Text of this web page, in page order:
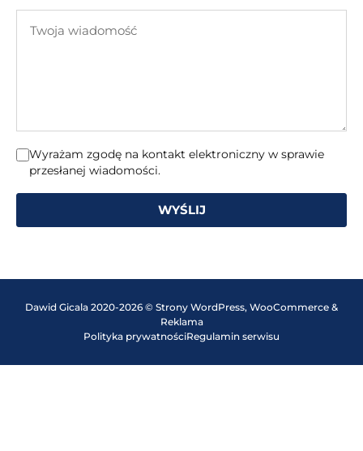
mail
wiadomość
Wyrażam zgodę na kontakt elektroniczny w sprawie
przesłanej wiadomości.
WYŚLIJ
Dawid Gicala 2020-2026 © Strony WordPress, WooCommerce &
Reklama
Polityka prywatnościRegulamin serwisu